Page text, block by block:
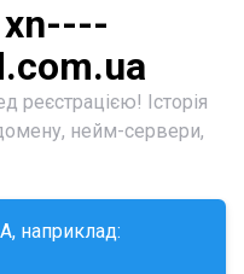
xn----
реєстрацією! Історія
нейм-сервери,
наприклад: